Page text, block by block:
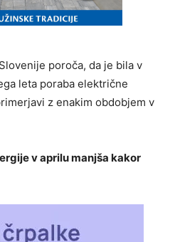
poroča, da je bila v
leta poraba električne
z enakim obdobjem v
v aprilu manjša kakor